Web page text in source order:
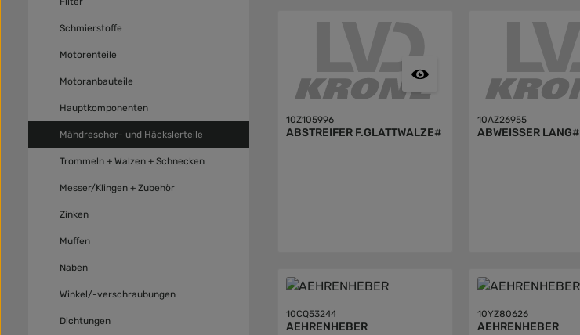
Schmierstoffe
Motorenteile
Motoranbauteile
Hauptkomponenten
Mähdrescher- und Häckslerteile
Trommeln + Walzen + Schnecken
Messer/Klingen + Zubehör
Zinken
Muffen
Naben
Winkel/-verschraubungen
Dichtungen
10Z105996
ABSTREIFER F.GLATTWALZE#
10AZ26955
ABWEISSER LANG#
10CQ53244
AEHRENHEBER
10YZ80626
AEHRENHEBER